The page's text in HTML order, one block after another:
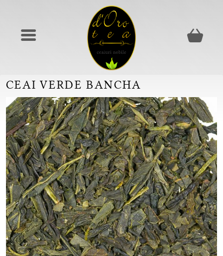
CEAI VERDE BANCHA